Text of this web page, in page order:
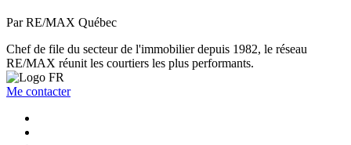
Par RE/MAX Québec
Chef de file du secteur de l'immobilier depuis 1982, le réseau
RE/MAX réunit les courtiers les plus performants.
Me contacter